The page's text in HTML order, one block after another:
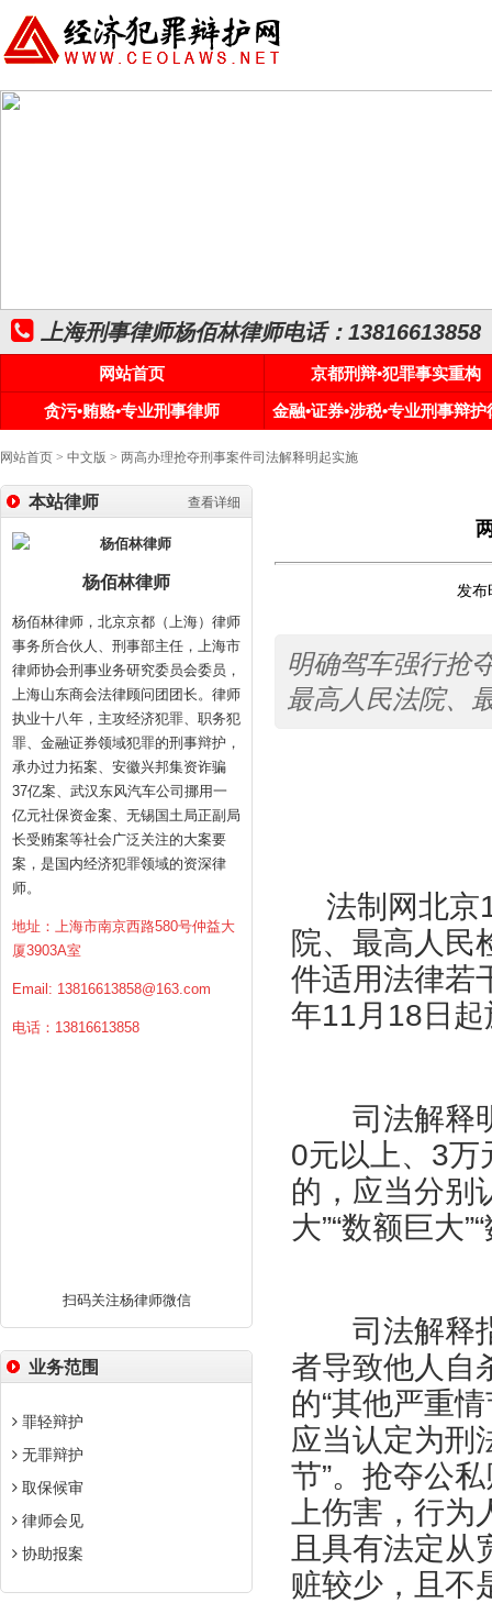
上海刑事律师杨佰林律师电话：13816613858
网站首页
京都刑辩•犯罪事实重构
贪污•贿赂•专业刑事律师
金融•证券•涉税•专业刑事辩护
网站首页 > 中文版 > 两高办理抢夺刑事案件司法解释明起实施
查看详细
本站律师
杨佰林律师
杨佰林律师，北京京都（上海）律师
事务所合伙人、刑事部主任，上海市
律师协会刑事业务研究委员会委员，
上海山东商会法律顾问团团长。律师
执业十八年，主攻经济犯罪、职务犯
罪、金融证券领域犯罪的刑事辩护，
承办过力拓案、安徽兴邦集资诈骗
37亿案、武汉东风汽车公司挪用一
亿元社保资金案、无锡国土局正副局
长受贿案等社会广泛关注的大案要
案，是国内经济犯罪领域的资深律
师。
地址：上海市南京西路580号仲益大
厦3903A室
Email: 13816613858@163.com
电话：13816613858
扫码关注杨律师微信
业务范围
罪轻辩护
无罪辩护
取保候审
律师会见
协助报案
发
明确驾车强行抢
最高人民法院、
法制网北京
院、最高人民
件适用法律若
年11月18日起
司法解释明
0元以上、3万
的，应当分别
大”“数额巨大
司法解释指
者导致他人自
的“其他严重
应当认定为刑
节”。抢夺公
上伤害，行
且具有法定从
赃较少，且不